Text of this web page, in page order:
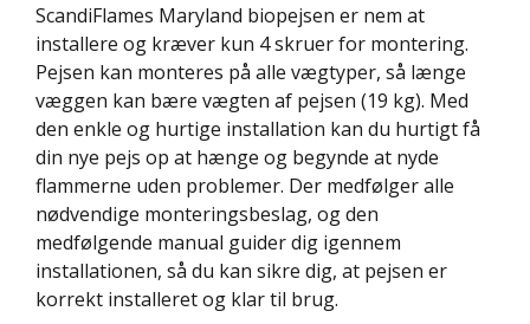
ScandiFlames Maryland biopejsen er nem at
installere og kræver kun 4 skruer for montering.
Pejsen kan monteres på alle vægtyper, så længe
væggen kan bære vægten af pejsen (19 kg). Med
den enkle og hurtige installation kan du hurtigt få
din nye pejs op at hænge og begynde at nyde
flammerne uden problemer. Der medfølger alle
nødvendige monteringsbeslag, og den
medfølgende manual guider dig igennem
installationen, så du kan sikre dig, at pejsen er
korrekt installeret og klar til brug.